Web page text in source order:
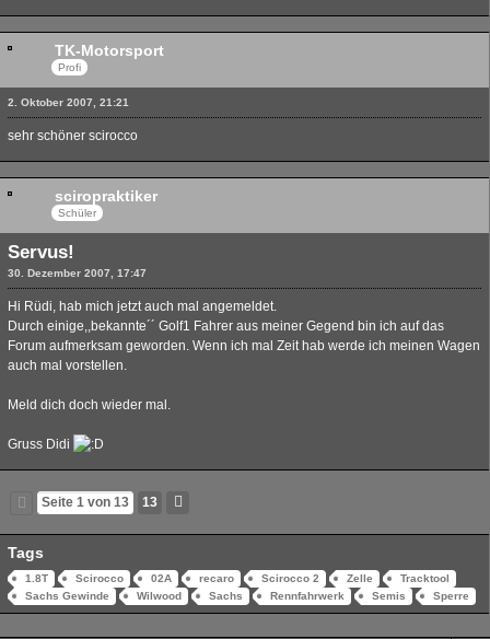
TK-Motorsport
Profi
2. Oktober 2007, 21:21
sehr schöner scirocco
sciropraktiker
Schüler
Servus!
30. Dezember 2007, 17:47
Hi Rüdi, hab mich jetzt auch mal angemeldet.
Durch einige,,bekannte´´ Golf1 Fahrer aus meiner Gegend bin ich auf das
Forum aufmerksam geworden. Wenn ich mal Zeit hab werde ich meinen Wagen
auch mal vorstellen.
Meld dich doch wieder mal.
Gruss Didi
Seite 1 von 13 13
Tags
1.8T Scirocco 02A recaro Scirocco 2 Zelle
Tracktool
Sachs Gewinde
Wilwood Sachs Rennfahrwerk Semis Sperre